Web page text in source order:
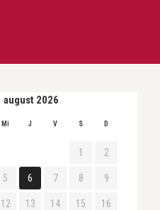
august 2026
Mi J V S D
1 2
5 6 7 8 9
12 13 14 15 16